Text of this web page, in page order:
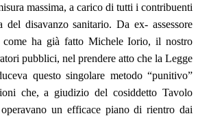
massima, a carico di tutti i contribuenti
del disavanzo sanitario. Da ex- assessore
come ha già fatto Michele Iorio, il nostro
pubblici, nel prendere atto che la Legge
questo singolare metodo “punitivo”
che, a giudizio del cosiddetto Tavolo
un efficace piano di rientro dai